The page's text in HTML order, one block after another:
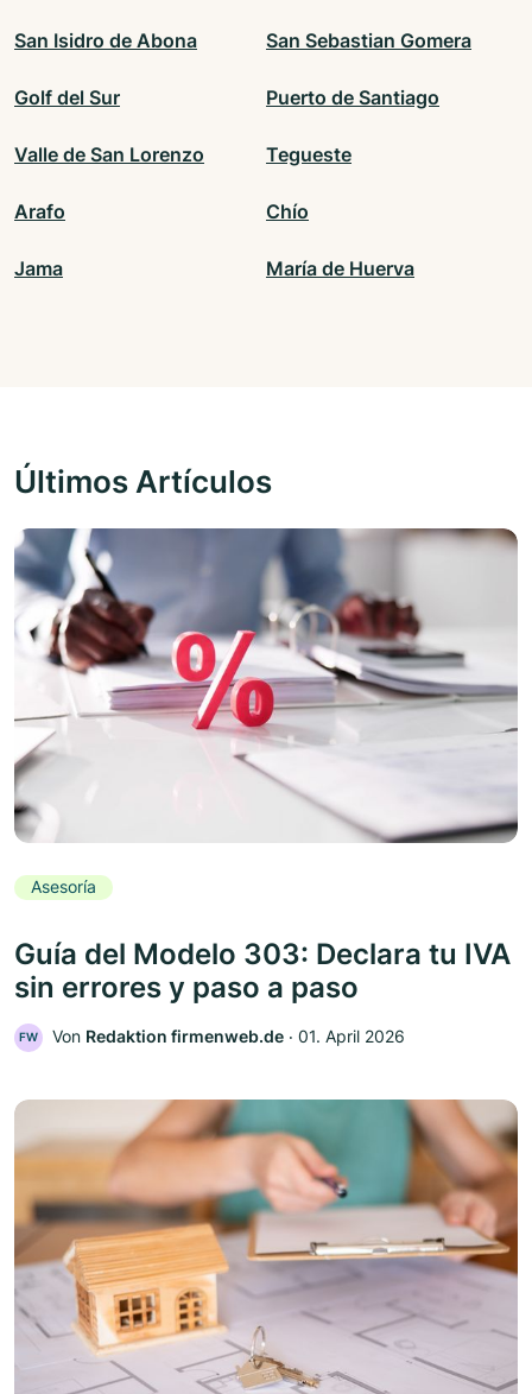
San Isidro de Abona San Sebastian Gomera
Golf del Sur Puerto de Santiago
Valle de San Lorenzo Tegueste
Arafo Chío
Jama María de Huerva
Últimos Artículos
Asesoría
Guía del Modelo 303: Declara tu IVA
sin errores y paso a paso
FW Von Redaktion firmenweb.de ‧ 01. April 2026